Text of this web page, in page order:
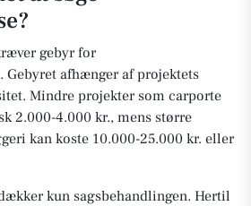
gebyr for
Gebyret afhænger af projektets
Mindre projekter som carporte
2.000-4.000 kr., mens større
kan koste 10.000-25.000 kr. eller
kun sagsbehandlingen. Hertil